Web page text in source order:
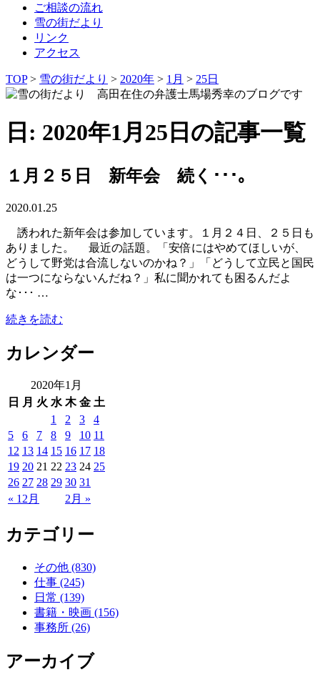
ご相談の流れ
雪の街だより
リンク
アクセス
TOP> 雪の街だより > 2020年 > 1月 > 25日
日: 2020年1月25日の記事一覧
１月２５日 新年会 続く･･･｡
2020.01.25
誘われた新年会は参加しています。１月２４日、２５日も
ありました。 最近の話題。「安倍にはやめてほしいが、
どうして野党は合流しないのかね？」「どうして立民と国民
は一つにならないんだね？」私に聞かれても困るんだよ
な･･･ …
続きを読む
カレンダー
2020年1月
日 月 火 水 木 金 土
« 12月 2月 »
1 2 3
4
5
6 7 8 9 10 11
12 13 14 15 16 17 18
19 20 21 22 23 24 25
26 27 28 29 30 31
カテゴリー
その他 (830)
仕事 (245)
日常 (139)
書籍・映画 (156)
事務所 (26)
アーカイブ